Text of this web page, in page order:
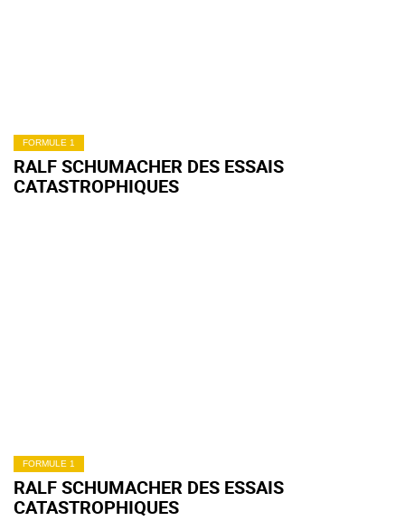
FORMULE 1
RALF SCHUMACHER DES ESSAIS
CATASTROPHIQUES
FORMULE 1
RALF SCHUMACHER DES ESSAIS
CATASTROPHIQUES